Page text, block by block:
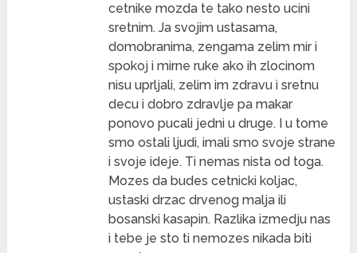
cetnike mozda te tako nesto ucini
sretnim. Ja svojim ustasama,
domobranima, zengama zelim mir i
spokoj i mirne ruke ako ih zlocinom
nisu uprljali, zelim im zdravu i sretnu
decu i dobro zdravlje pa makar
ponovo pucali jedni u druge. I u tome
smo ostali ljudi, imali smo svoje strane
i svoje ideje. Ti nemas nista od toga.
Mozes da budes cetnicki koljac,
ustaski drzac drvenog malja ili
bosanski kasapin. Razlika izmedju nas
i tebe je sto ti nemozes nikada biti